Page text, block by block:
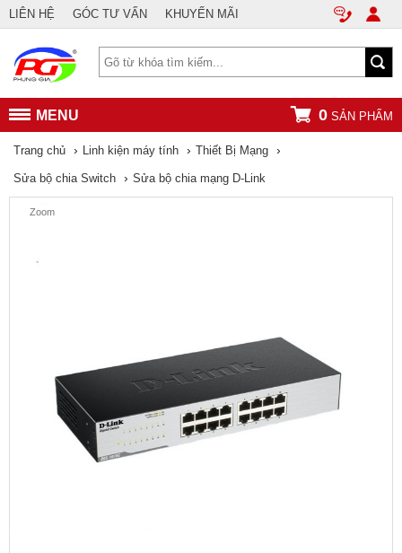
LIÊN HỆ GÓC TƯ VẤN KHUYẾN MÃI
MENU 0 SẢN PHẨM
Trang chủ › Linh kiện máy tính › Thiết Bị Mạng ›
Sửa bộ chia Switch › Sửa bộ chia mạng D-Link
Zoom